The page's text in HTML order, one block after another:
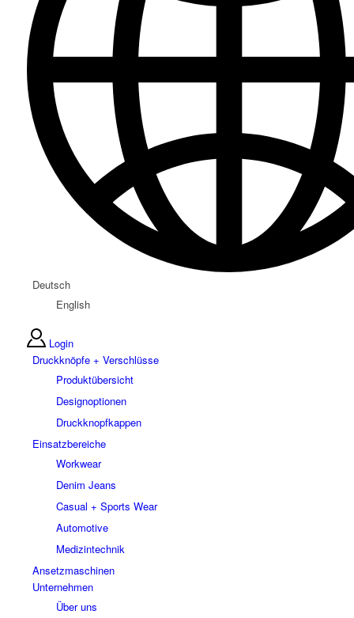
Deutsch
English
Login
Druckknöpfe + Verschlüsse
Produktübersicht
Designoptionen
Druckknopfkappen
Einsatzbereiche
Workwear
Denim Jeans
Casual + Sports Wear
Automotive
Medizintechnik
Ansetzmaschinen
Unternehmen
Über uns